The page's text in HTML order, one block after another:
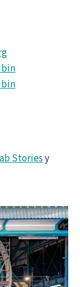
Storiesy